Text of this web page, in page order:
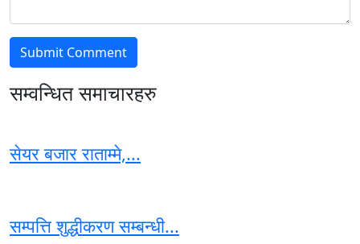
सम्वन्धित समाचारहरु
सेयर बजार राताम्मे,...
सम्पत्ति शुद्धीकरण सम्बन्धी...